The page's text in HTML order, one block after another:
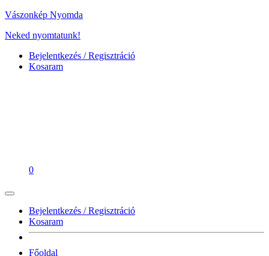
Vászonkép Nyomda
Neked nyomtatunk!
Bejelentkezés / Regisztráció
Kosaram
0
Bejelentkezés / Regisztráció
Kosaram
Főoldal